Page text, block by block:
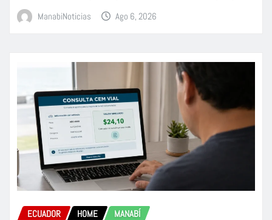
ManabiNoticias Ago 6, 2026
ECUADOR HOME MANABÍ